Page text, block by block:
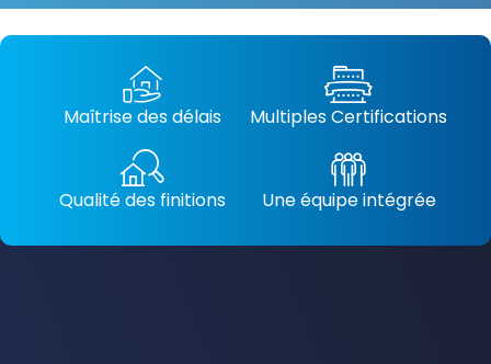
Maîtrise des délais Multiples Certifications
Qualité des finitions Une équipe intégrée